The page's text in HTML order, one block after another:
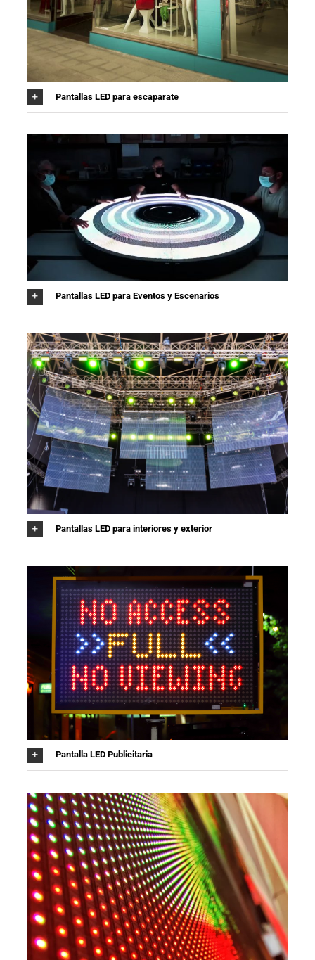
Pantallas LED para escaparate
Pantallas LED para Eventos y Escenarios
Pantallas LED para interiores y exterior
Pantalla LED Publicitaria